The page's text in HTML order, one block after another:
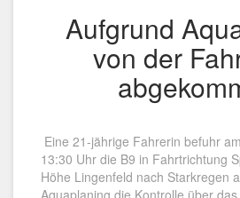
Aufgrund
von der
Eine 21-jährige Fahrerin befuhr
13:30 Uhr die B9 in Fahrtrichtung
Höhe Lingenfeld nach Starkregen
Aquaplaning die Kontrolle über